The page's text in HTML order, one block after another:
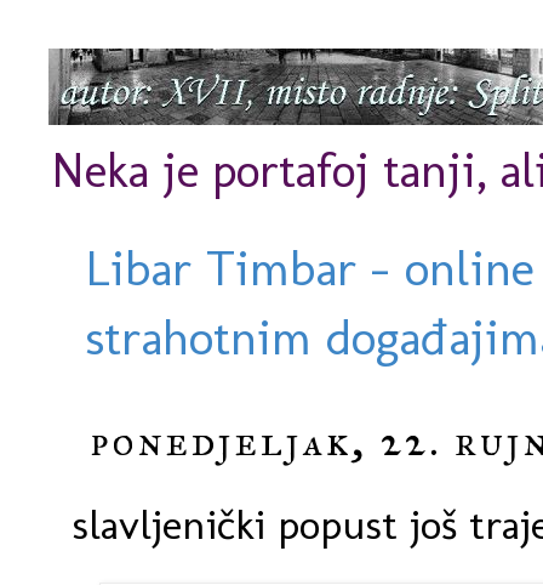
Neka je portafoj tanji,
Libar Timbar -
strahotnim
ponedjeljak, 22.
slavljenički popust još